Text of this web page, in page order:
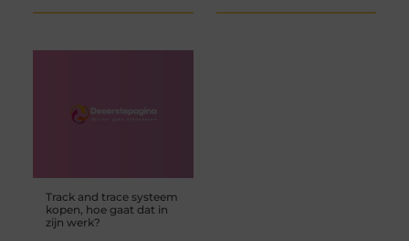
Track and trace systeem
kopen, hoe gaat dat in
zijn werk?